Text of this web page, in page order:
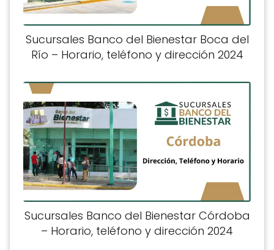
Sucursales Banco del Bienestar Boca del
Río – Horario, teléfono y dirección 2024
Sucursales Banco del Bienestar Córdoba
– Horario, teléfono y dirección 2024